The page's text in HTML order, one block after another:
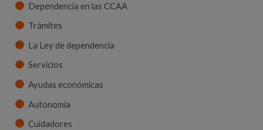
Dependencia en las CCAA
Trámites
La Ley de dependencia
Servicios
Ayudas económicas
Autonomía
Cuidadores